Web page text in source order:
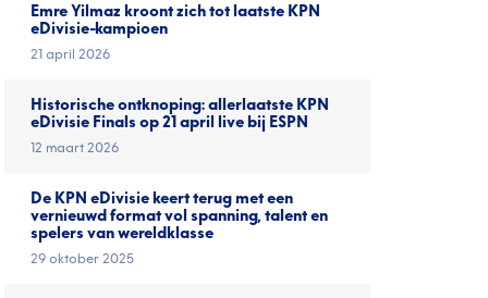
Emre Yilmaz kroont zich tot laatste KPN
eDivisie-kampioen
21 april 2026
Historische ontknoping: allerlaatste KPN
eDivisie Finals op 21 april live bij ESPN
12 maart 2026
De KPN eDivisie keert terug met een
vernieuwd format vol spanning, talent en
spelers van wereldklasse
29 oktober 2025